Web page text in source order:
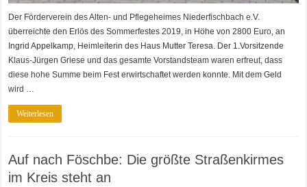
Der Förderverein des Alten- und Pflegeheimes Niederfischbach e.V.
überreichte den Erlös des Sommerfestes 2019, in Höhe von 2800 Euro, an
Ingrid Appelkamp, Heimleiterin des Haus Mutter Teresa. Der 1.Vorsitzende
Klaus-Jürgen Griese und das gesamte Vorstandsteam waren erfreut, dass
diese hohe Summe beim Fest erwirtschaftet werden konnte. Mit dem Geld
wird …
Weiterlesen
Auf nach Föschbe: Die größte Straßenkirmes
im Kreis steht an